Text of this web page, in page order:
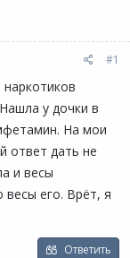
#1
у дочки в
На мои
ответ дать не
и весы
весы его. Врёт, я
Ответить